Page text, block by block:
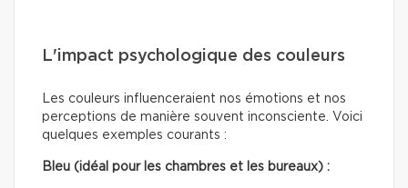
L'impact psychologique des couleurs
Les couleurs influenceraient nos émotions et nos
perceptions de manière souvent inconsciente. Voici
quelques exemples courants :
Bleu (idéal pour les chambres et les bureaux) :